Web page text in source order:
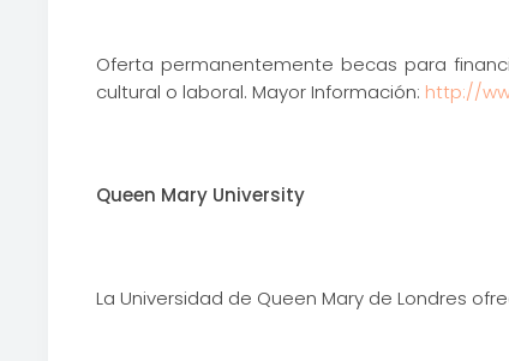
Oferta permanentemente becas para
cultural o laboral. Mayor Información: http://
Queen Mary University
La Universidad de Queen Mary de Londres